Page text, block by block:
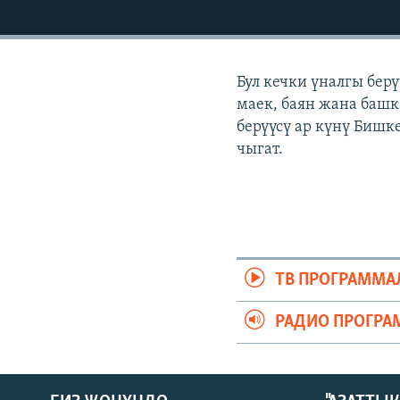
АЗАТТЫК+
Бул кечки үналгы
маек, баян жана
берүүсү ар күнү
чыгат.
ТВ
РАДИО